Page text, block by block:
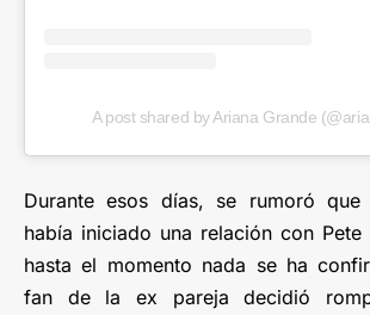
A post shared by Ariana Grande
Durante esos días, se rumoró
había iniciado una relación con Pete
hasta el momento nada se ha
fan de la ex pareja decidió